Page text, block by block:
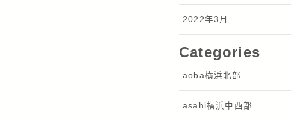
2022年3月
Categories
aoba横浜北部
asahi横浜中西部